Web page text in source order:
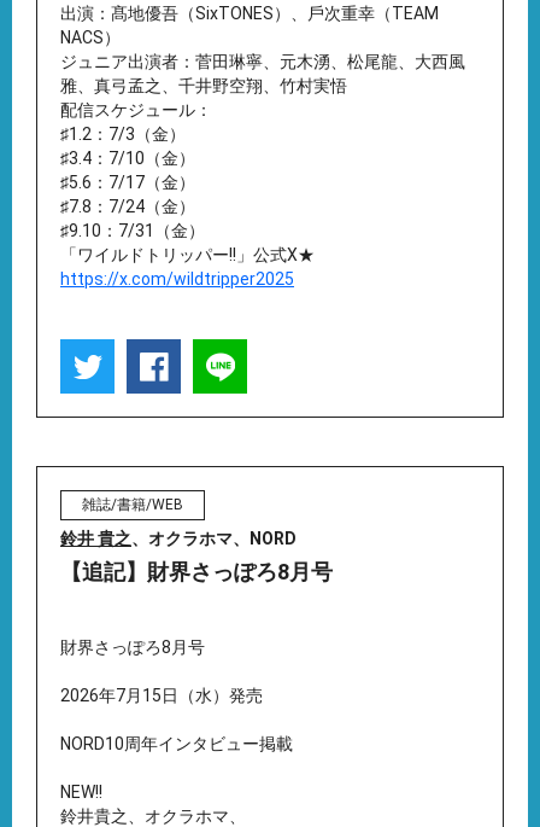
出演：髙地優吾（SixTONES）、⼾次重幸（TEAM
NACS）
ジュニア出演者：菅⽥琳寧、元⽊湧、松尾⿓、⼤⻄⾵
雅、真⼸孟之、千井野空翔、⽵村実悟
配信スケジュール：
♯1.2：7/3（金）
♯3.4：7/10（金）
♯5.6：7/17（金）
♯7.8：7/24（金）
♯9.10：7/31（金）
「ワイルドトリッパー!!」公式X★
https://x.com/wildtripper2025
雑誌/書籍/WEB
鈴井 貴之、オクラホマ、NORD
【追記】財界さっぽろ8月号
財界さっぽろ8月号
2026年7月15日（水）発売
NORD10周年インタビュー掲載
NEW!!
鈴井貴之、オクラホマ、